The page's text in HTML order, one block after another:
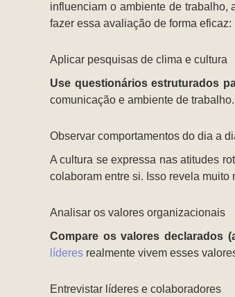
influenciam o ambiente de trabalho,
fazer essa avaliação de forma eficaz:
Aplicar pesquisas de clima e cultura
Use questionários estruturados
comunicação e ambiente de
Observar comportamentos do dia a
A cultura se expressa nas atitudes
colaboram entre si. Isso revela
Analisar os valores organizacionais
Compare os valores declarados
líderes realmente vivem esses
Entrevistar líderes e colaboradores